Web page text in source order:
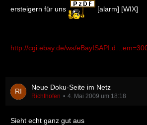
ersteigern für uns
[alarm] [WIX]
http://cgi.ebay.de/ws/
Neue Doku-Seite im Netz
Richthofen 4. Mai 2009 um 18:18
Sieht echt ganz gut aus